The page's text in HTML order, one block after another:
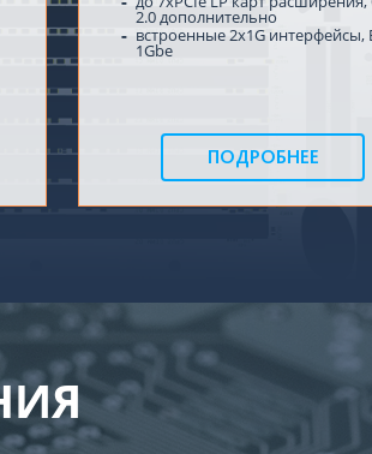
2.0 дополнительно
встроенные 2x1G интерфейсы,
1Gbe
ПОДРОБНЕЕ